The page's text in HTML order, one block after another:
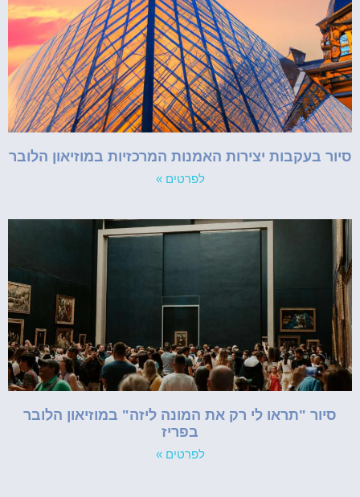
סיור בעקבות יצירות האמנות המרכזיות במוזיאון הלובר
לפרטים »
סיור "תראו לי רק את המונה ליזה" במוזיאון הלובר
בפריז
לפרטים »